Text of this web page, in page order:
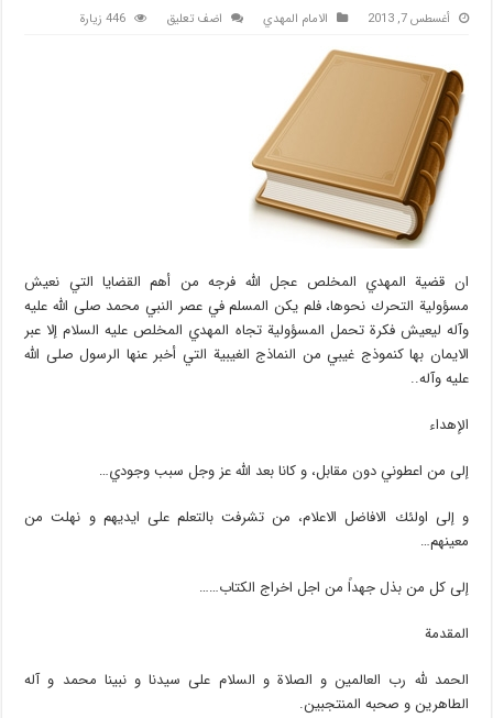
أغسطس 7, 2013 الامام المهدي اضف تعليق 446 زيارة
ان قضية المهدي المخلص عجل الله فرجه من أهم القضايا التي نعيش
مسؤولية التحرك نحوها، فلم يكن المسلم في عصر النبي محمد صلى الله عليه
وآله ليعيش فكرة تحمل المسؤولية تجاه المهدي المخلص عليه السلام إلا عبر
الايمان بها كنموذج غيبي من النماذج الغيبية التي أخبر عنها الرسول صلى الله
عليه وآله..
الإهداء
إلى من اعطوني دون مقابل، و كانا بعد الله عز وجل سبب وجودي…
و إلى اولئك الافاضل الاعلام، من تشرفت بالتعلم على ايديهم و نهلت من
معينهم…
إلى كل من بذل جهداً من اجل اخراج الكتاب……
المقدمة
الحمد لله رب العالمين و الصلاة و السلام على سيدنا و نبينا محمد و آله
الطاهرين و صحبه المنتجبين.